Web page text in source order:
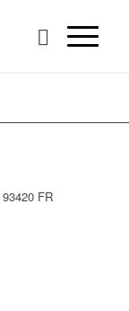
93420 FR